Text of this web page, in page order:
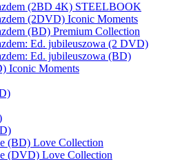
(2BD 4K) STEELBOOK
(2DVD) Iconic Moments
(BD) Premium Collection
Ed. jubileuszowa (2 DVD)
Ed. jubileuszowa (BD)
Iconic Moments
(BD) Love Collection
(DVD) Love Collection